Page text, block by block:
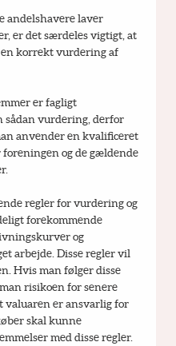
andelshavere laver
er det særdeles vigtigt, at
en korrekt vurdering af
er fagligt
sådan vurdering, derfor
anvender en kvalificeret
og de gældende
regler for vurdering og
forekommende
og
arbejde. Disse regler vil
Hvis man følger disse
risikoen for senere
valuaren er ansvarlig for
skal kunne
med disse regler.